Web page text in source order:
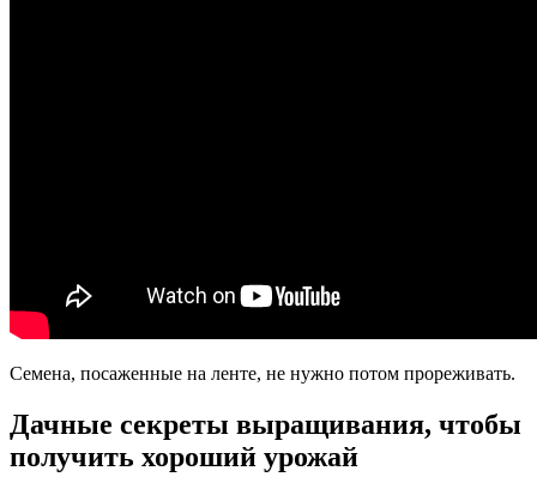
Семена, посаженные на ленте, не нужно потом прореживать.
Дачные секреты выращивания, чтобы
получить хороший урожай